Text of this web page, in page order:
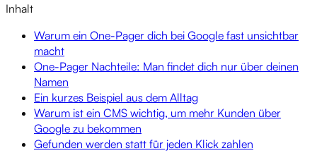
Inhalt
Warum ein One-Pager dich bei Google fast unsichtbar
macht
One-Pager Nachteile: Man findet dich nur über deinen
Namen
Ein kurzes Beispiel aus dem Alltag
Warum ist ein CMS wichtig, um mehr Kunden über
Google zu bekommen
Gefunden werden statt für jeden Klick zahlen